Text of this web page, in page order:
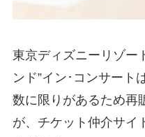
東京ディズニーリゾー
ンド”イン･コンサート
数に限りがあるため再
が、チケット仲介サイ